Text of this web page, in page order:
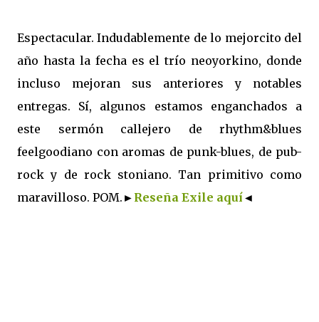
Espectacular. Indudablemente de lo mejorcito del
año hasta la fecha es el trío neoyorkino, donde
incluso mejoran sus anteriores y notables
entregas. Sí, algunos estamos enganchados a
este sermón callejero de rhythm&blues
feelgoodiano con aromas de punk-blues, de pub-
rock y de rock stoniano. Tan primitivo como
maravilloso. POM. ► Reseña Exile aquí◄